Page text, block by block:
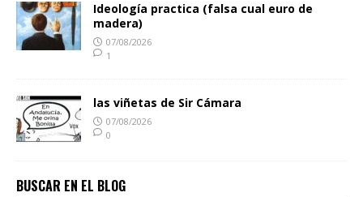
Ideología practica (falsa cual euro de
madera)
07/08/2026
1
las viñetas de Sir Cámara
07/08/2026
0
BUSCAR EN EL BLOG